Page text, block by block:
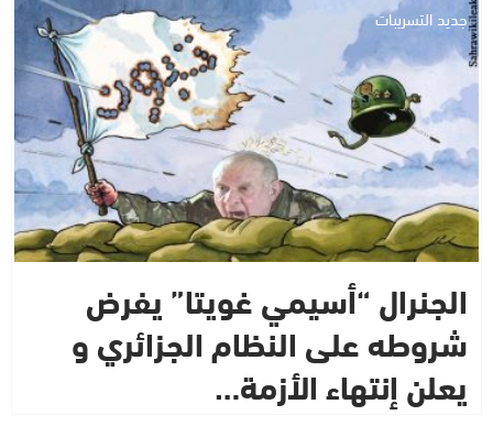
جديد التسريبات
الجنرال “أسيمي غويتا” يفرض
شروطه على النظام الجزائري و
يعلن إنتهاء الأزمة…